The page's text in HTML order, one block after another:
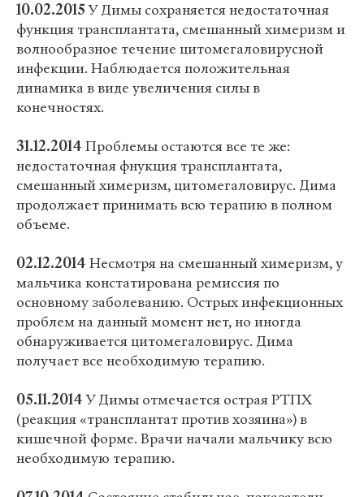
10.02.2015У Димы сохраняется недостаточная
функция трансплантата, смешанный химеризм и
волнообразное течение цитомегаловирусной
инфекции. Наблюдается положительная
динамика в виде увеличения силы в
конечностях.
31.12.2014 Проблемы остаются все те же:
недостаточная фнукция трансплантата,
смешанный химеризм, цитомегаловирус. Дима
продолжает принимать всю терапию в полном
объеме.
02.12.2014 Несмотря на смешанный химеризм, у
мальчика констатирована ремиссия по
основному заболеванию. Острых инфекционных
проблем на данный момент нет, но иногда
обнаруживается цитомегаловирус. Дима
получает все необходимую терапию.
05.11.2014У Димы отмечается острая РТПХ
(реакция «трансплантат против хозяина») в
кишечной форме. Врачи начали мальчику всю
необходимую терапию.